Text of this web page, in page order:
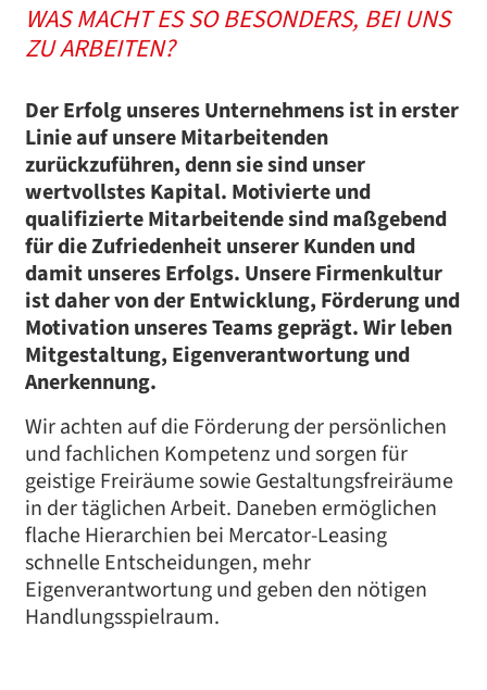
WAS MACHT ES SO BESONDERS, BEI UNS
ZU ARBEITEN?
Der Erfolg unseres Unternehmens ist in erster
Linie auf unsere Mitarbeitenden
zurückzuführen, denn sie sind unser
wertvollstes Kapital. Motivierte und
qualifizierte Mitarbeitende sind maßgebend
für die Zufriedenheit unserer Kunden und
damit unseres Erfolgs. Unsere Firmenkultur
ist daher von der Entwicklung, Förderung und
Motivation unseres Teams geprägt.Wir leben
Mitgestaltung, Eigenverantwortung und
Anerkennung.
Wir achten auf die Förderung der persönlichen
und fachlichen Kompetenz und sorgen für
geistige Freiräume sowie Gestaltungsfreiräume
in der täglichen Arbeit. Daneben ermöglichen
flache Hierarchien bei Mercator-Leasing
schnelle Entscheidungen, mehr
Eigenverantwortung und geben den nötigen
Handlungsspielraum.